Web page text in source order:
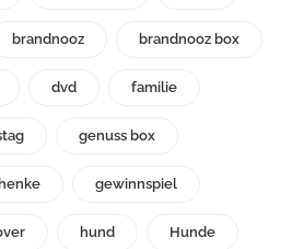
brandnooz brandnooz box
dvd familie
genuss box
gewinnspiel
hund Hunde